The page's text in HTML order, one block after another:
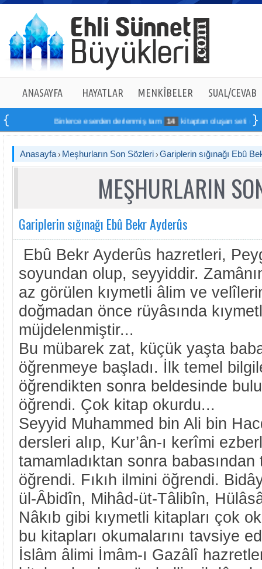
ANASAYFA HAYATLAR MENKÎBELER SUAL/CEVAB
Binlerce eserden derlenmiş tam 14 kitaptan oluşan seti online
Anasayfa Meşhurların Son Sözleri Gariplerin sığınağı Ebû
MEŞHURLARIN
Gariplerin sığınağı Ebû Bekr Ayderûs
Ebû Bekr Ayderûs hazretleri,
soyundan olup, seyyiddir.
az görülen kıymetli âlim ve
doğmadan önce rüyâsında
müjdelenmiştir...
Bu mübarek zat, küçük yaşta
öğrenmeye başladı. İlk temel
öğrendikten sonra beldesinde
öğrendi. Çok kitap okurdu...
Seyyid Muhammed bin Ali bin
dersleri alıp, Kur’ân-ı kerîmi
tamamladıktan sonra
öğrendi. Fıkıh ilmini öğrendi.
ül-Âbidîn, Mihâd-üt-Tâlibîn,
Nâkıb gibi kıymetli kitapları çok
bu kitapları okumalarını tavsiye
İslâm âlimi İmâm-ı Gazâlî